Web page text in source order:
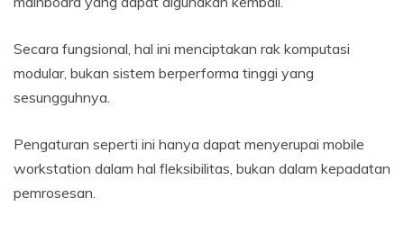
Secara fungsional, hal ini menciptakan rak komputasi
modular, bukan sistem berperforma tinggi yang
sesungguhnya.
Pengaturan seperti ini hanya dapat menyerupai mobile
workstation dalam hal fleksibilitas, bukan dalam kepadatan
pemrosesan.